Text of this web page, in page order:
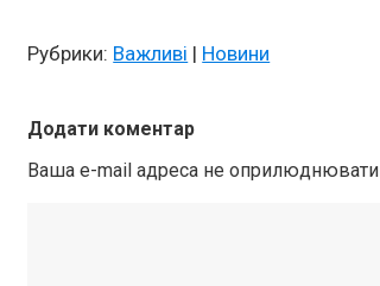
Рубрики: Важливі | Новини
Додати коментар
Ваша e-mail адреса не